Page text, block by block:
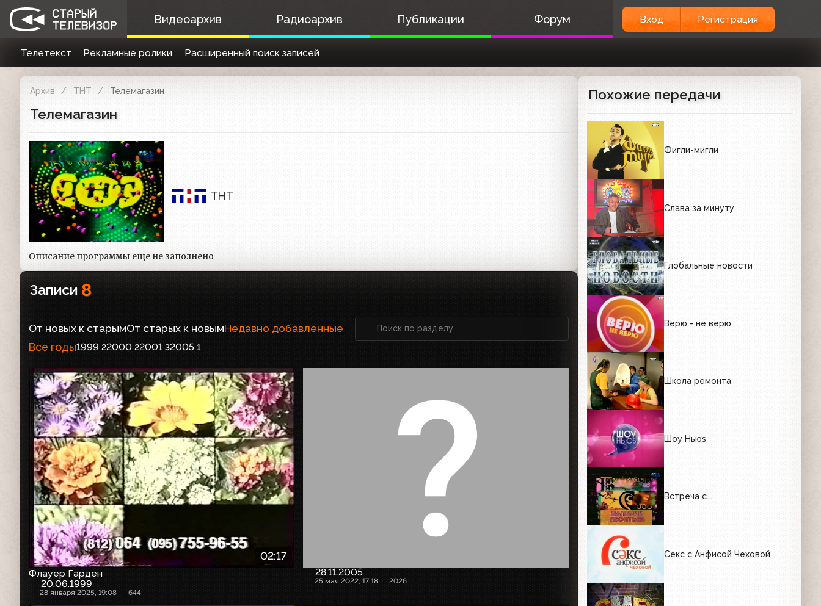
Видеоархив Радиоархив Публикации Форум Вход Регистрация
Телетекст Рекламные ролики Расширенный поиск записей
Архив ТНТ Телемагазин
Телемагазин
ТНТ
Описание программы еще не заполнено
Записи 8
От новых к старымОт старых к новымНедавно добавленные
Все годы1999 22000 22001 32005 1
02:17
Флауер Гарден
20.06.1999
28 января 2025, 19:08 644
28.11.2005
25 мая 2022, 17:18 2026
Похожие передачи
Фигли-мигли
Слава за минуту
Глобальные новости
Верю - не верю
Школа ремонта
Шоу Ньюs
Встреча с...
Секс с Анфисой Чеховой